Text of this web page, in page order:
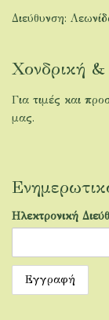
Διεύθυνση:
Χονδρική &
Για τιμές και
μας.
Ηλεκτρονική